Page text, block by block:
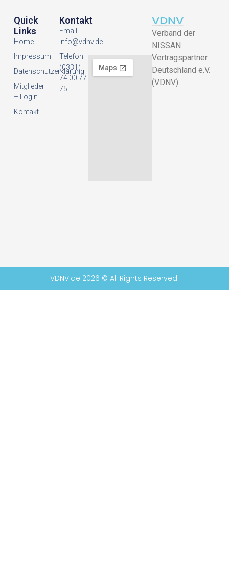
Verband der
NISSAN
Vertragspartner
Deutschland e.V.
(VDNV)
Quick
Links
Home
Impressum
Datenschutzerklarung
Mitglieder
– Login
Kontakt
Kontakt
Email:
info@vdnv.de
Telefon:
(0331)
74 00 77
75
VDNV.de 2026 © All Rights Reserved.